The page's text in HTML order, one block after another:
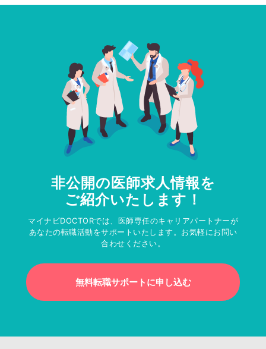
非公開の医師求人情報を
ご紹介いたします！
マイナビDOCTORでは、医師専任のキャリアパートナーが
あなたの転職活動をサポートいたします。お気軽にお問い
合わせください。
無料転職サポートに申し込む